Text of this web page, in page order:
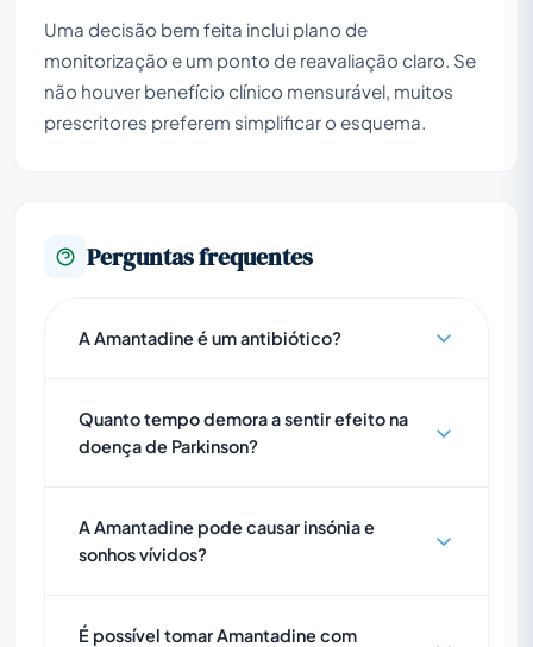
Uma decisão bem feita inclui plano de
monitorização e um ponto de reavaliação claro. Se
não houver benefício clínico mensurável, muitos
prescritores preferem simplificar o esquema.
Perguntas frequentes
A Amantadine é um antibiótico?
Quanto tempo demora a sentir efeito na
doença de Parkinson?
A Amantadine pode causar insónia e
sonhos vívidos?
É possível tomar Amantadine com